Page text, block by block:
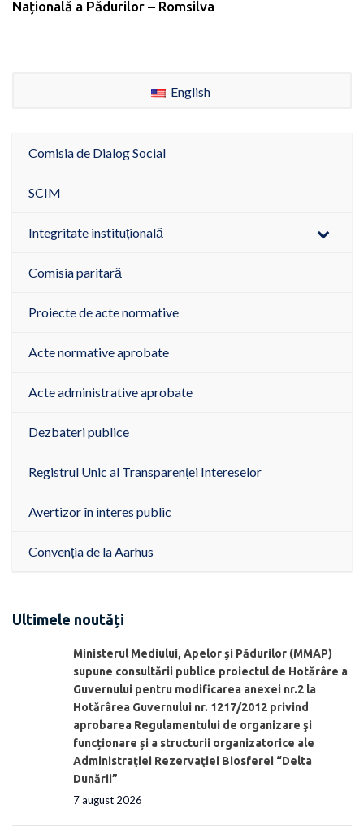
Națională a Pădurilor – Romsilva
English
Comisia de Dialog Social
SCIM
Integritate instituțională
Comisia paritară
Proiecte de acte normative
Acte normative aprobate
Acte administrative aprobate
Dezbateri publice
Registrul Unic al Transparenței Intereselor
Avertizor în interes public
Convenția de la Aarhus
Ultimele noutăți
Ministerul Mediului, Apelor şi Pădurilor (MMAP)
supune consultării publice proiectul de Hotărâre a
Guvernului pentru modificarea anexei nr.2 la
Hotărârea Guvernului nr. 1217/2012 privind
aprobarea Regulamentului de organizare şi
funcționare și a structurii organizatorice ale
Administraţiei Rezervaţiei Biosferei “Delta
Dunării”
7 august 2026